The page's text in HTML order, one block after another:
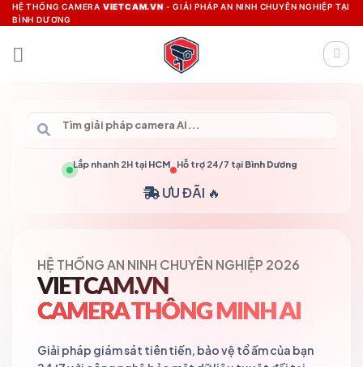
Skip
to
content
HỆ THỐNG CAMERA VIETCAM.VN - GIẢI PHÁP AN NINH CHUYÊN NGHIỆP TẠI
BÌNH DƯƠNG
Lắp nhanh 2H tại HCM Hỗ trợ 24/7 tại Bình Dương
ƯU ĐÃI 🔥
HỆ THỐNG AN NINH CHUYÊN NGHIỆP 2026
VIETCAM.VN
CAMERA THÔNG MINH AI
Giải pháp giám sát tiên tiến, bảo vệ tổ ấm của bạn